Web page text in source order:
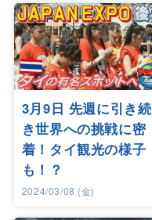
3月9日 先週に引き続
き世界への挑戦に密
着！タイ観光の様子
も！？
2024/03/08 (金)